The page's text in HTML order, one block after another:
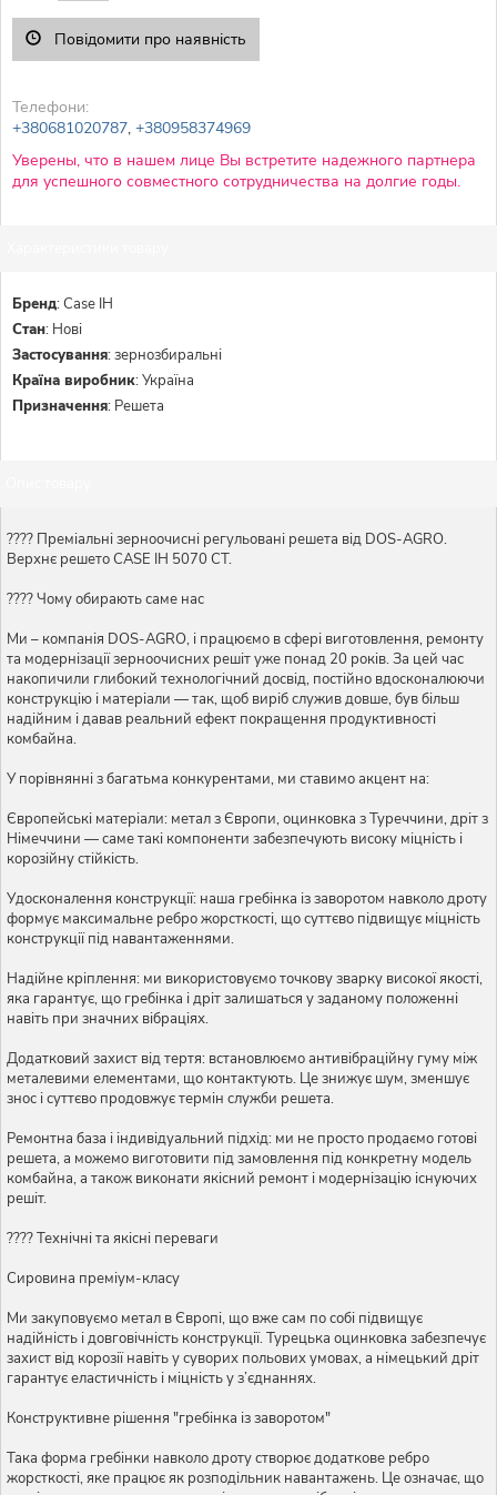
Повідомити про наявність
Телефони:
+380681020787, +380958374969
Уверены, что в нашем лице Вы встретите надежного партнера
для успешного совместного сотрудничества на долгие годы.
Бренд:Case IH
Стан: Нові
Застосування:зернозбиральні
Країна виробник:Україна
Призначення: Решета
???? Преміальні зерноочисні регульовані решета від DOS-AGRO.
Верхнє решето CASE IH 5070 CT.
???? Чому обирають саме нас
Ми – компанія DOS-AGRO, і працюємо в сфері виготовлення, ремонту
та модернізації зерноочисних решіт уже понад 20 років. За цей час
накопичили глибокий технологічний досвід, постійно вдосконалюючи
конструкцію і матеріали — так, щоб виріб служив довше, був більш
надійним і давав реальний ефект покращення продуктивності
комбайна.
У порівнянні з багатьма конкурентами, ми ставимо акцент на:
Європейські матеріали: метал з Європи, оцинковка з Туреччини, дріт з
Німеччини — саме такі компоненти забезпечують високу міцність і
корозійну стійкість.
Удосконалення конструкції: наша гребінка із заворотом навколо дроту
формує максимальне ребро жорсткості, що суттєво підвищує міцність
конструкції під навантаженнями.
Надійне кріплення: ми використовуємо точкову зварку високої якості,
яка гарантує, що гребінка і дріт залишаться у заданому положенні
навіть при значних вібраціях.
Додатковий захист від тертя: встановлюємо антивібраційну гуму між
металевими елементами, що контактують. Це знижує шум, зменшує
знос і суттєво продовжує термін служби решета.
Ремонтна база і індивідуальний підхід: ми не просто продаємо готові
решета, а можемо виготовити під замовлення під конкретну модель
комбайна, а також виконати якісний ремонт і модернізацію існуючих
решіт.
???? Технічні та якісні переваги
Сировина преміум-класу
Ми закуповуємо метал в Європі, що вже сам по собі підвищує
надійність і довговічність конструкції. Турецька оцинковка забезпечує
захист від корозії навіть у суворих польових умовах, а німецький дріт
гарантує еластичність і міцність у з’єднаннях.
Конструктивне рішення "гребінка із заворотом"
Така форма гребінки навколо дроту створює додаткове ребро
жорсткості, яке працює як розподільник навантажень. Це означає, що